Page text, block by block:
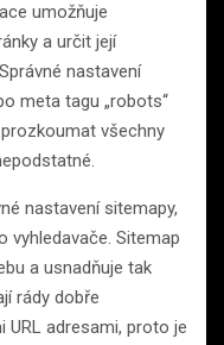
umožňuje
a určit její
nastavení
meta tagu „robots“
všechny
nastavení sitemapy,
vyhledavače. Sitemap
a usnadňuje tak
rády dobře
URL adresami, proto je